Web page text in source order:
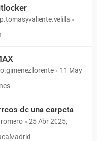
«
« 11 May
de una carpeta
« 25 Abr 2025,